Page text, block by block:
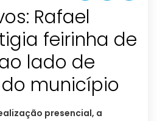
Rafael
feirinha de
lado de
município
presencial, a